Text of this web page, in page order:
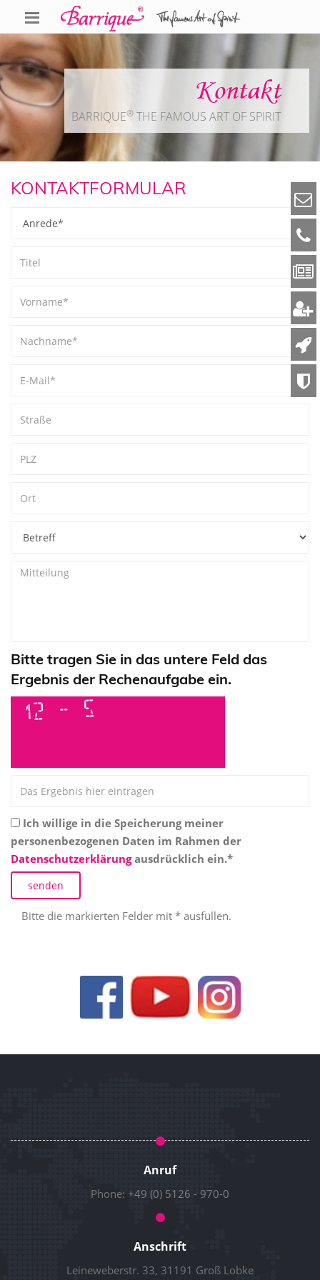
Kontakt
BARRIQUE® THE FAMOUS ART OF SPIRIT
KONTAKTFORMULAR
Bitte tragen Sie in das untere Feld das
Ergebnis der Rechenaufgabe ein.
personenbezogenen Daten im Rahmen der
Datenschutzerklärungausdrücklich ein.*
Bitte die markierten Felder mit * ausfüllen.
Anruf
Phone: +49 (0) 5126 - 970-0
Anschrift
Leineweberstr. 33, 31191 Groß Lobke